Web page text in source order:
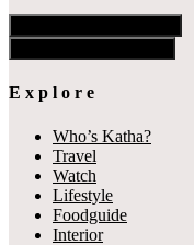
E x p l o r e
Who’s Katha?
Travel
Watch
Lifestyle
Foodguide
Interior